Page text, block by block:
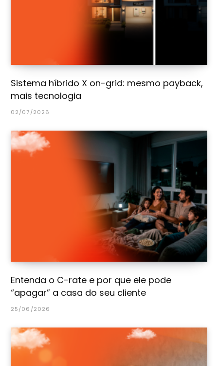
Sistema híbrido X on-grid: mesmo payback,
mais tecnologia
02/07/2026
Entenda o C-rate e por que ele pode
“apagar” a casa do seu cliente
25/06/2026